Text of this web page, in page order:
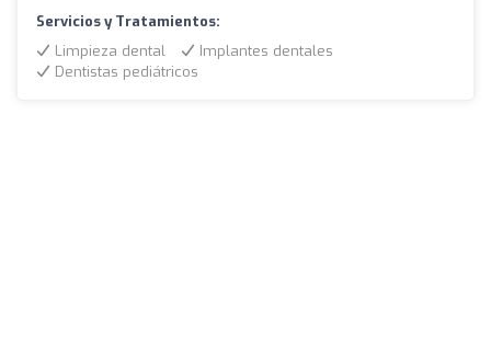
Servicios y Tratamientos:
Limpieza dental
Implantes dentales
Dentistas pediátricos